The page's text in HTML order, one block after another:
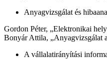
Anyagvizsgálat és
Gordon Péter, „Elektronikai
Bonyár Attila, „Anyagvizsgálat
A vállalatirányítási